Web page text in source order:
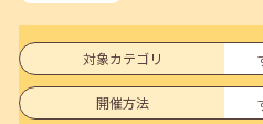
2026年05月25日(月) jobcafeからのお
6月のセミナー情報を公開いたしまし
2026年05月01日(金) jobcafeからのお
対象カテゴリ
開催方法